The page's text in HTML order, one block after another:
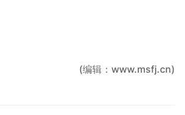
(编辑：www.msfj.cn)